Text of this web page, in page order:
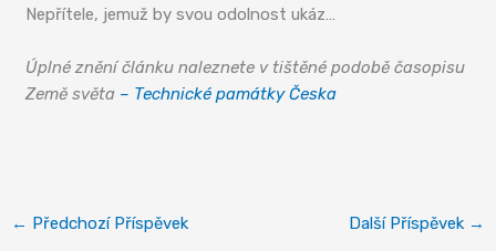
Nepřítele, jemuž by svou odolnost ukáz…
Úplné znění článku naleznete v tištěné podobě časopisu
Země světa – Technické památky Česka
← Předchozí Příspěvek Další Příspěvek →